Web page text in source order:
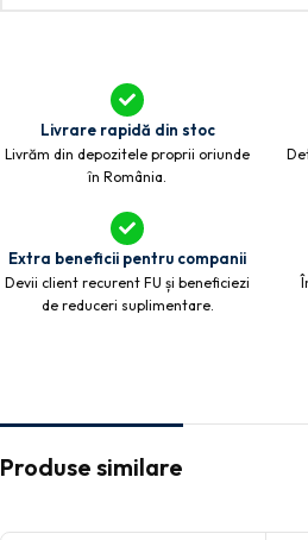
Livrare rapidă din stoc
Livrăm din depozitele proprii oriunde
în România.
Extra beneficii pentru companii
Devii client recurent FU și beneficiezi
de reduceri suplimentare.
Produse similare